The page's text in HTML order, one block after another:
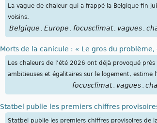
La vague de chaleur qui a frappé la Belgique fin
voisins.
Belgique Europe focusclimat vagues
Morts de la canicule : « Le gros du problème,
Les chaleurs de l’été 2026 ont déjà provoqué
ambitieuses et égalitaires sur le logement, estime
focusclimat vagues
Statbel publie les premiers chiffres
Statbel publie les premiers chiffres provisoires de